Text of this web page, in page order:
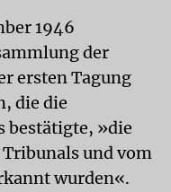
1946
der
ersten Tagung
die die
bestätigte, »die
und vom
wurden«.